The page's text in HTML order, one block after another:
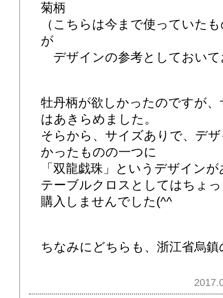
菊柄
（こちらは今まで使っていた
が
デザインの参考としておい
牡丹柄が欲しかったのですが
はあきらめました。
そらから、サイズありで、デ
かったものの一つに
「双龍戯珠」というデザイン
テーブルクロスとしてはちょ
購入しませんでした(^^ゞ
ちなみにどちらも、浙江省烏